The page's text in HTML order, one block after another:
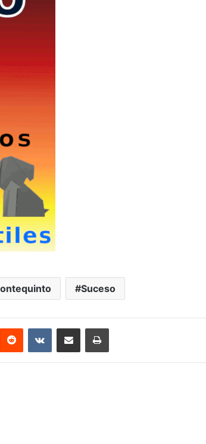
Suceso